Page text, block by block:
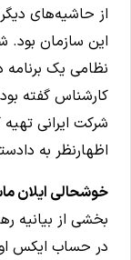
از حاشیه‌های
این سازمان بود.
نظامی یک برنامه
کارشناس گفته
شرکت ایرانی
اظهارنظر به
خوشحالی ایلان
بخشی از بیانیه
در حساب ایکس